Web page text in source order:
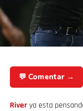
💬 Comentar →
Riverya esta